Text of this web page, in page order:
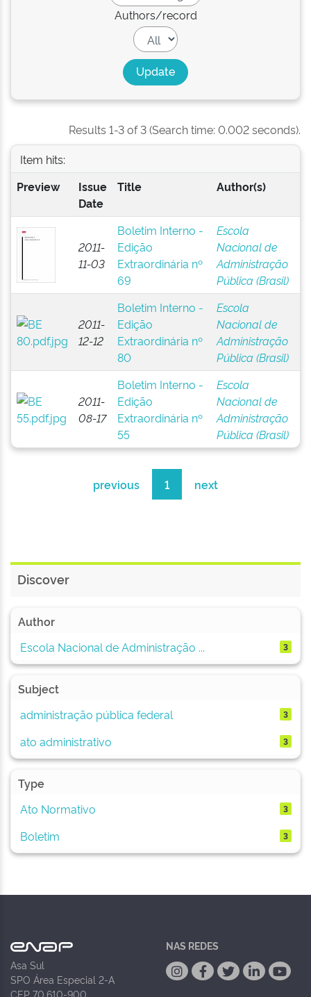
Authors/record
Results 1-3 of 3 (Search time: 0.002 seconds).
Item hits:
Preview
Issue
Date
Title Author(s)
2011-
11-03
Boletim Interno -
Edição
Extraordinária nº
69
Escola
Nacional de
Administração
Pública (Brasil)
2011-
12-12
Boletim Interno -
Edição
Extraordinária nº
80
Escola
Nacional de
Administração
Pública (Brasil)
2011-
08-17
Boletim Interno -
Edição
Extraordinária nº
55
Escola
Nacional de
Administração
Pública (Brasil)
previous 1 next
Discover
Author
Escola Nacional de Administração ...
3
Subject
administração pública federal
3
ato administrativo 3
Type
Ato Normativo
3
Boletim 3
Asa Sul
SPO Área Especial 2-A
CEP 70.610-900
NAS REDES